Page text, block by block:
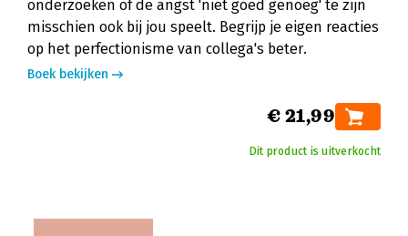
onderzoeken of de angst 'niet goed genoeg' te zijn
misschien ook bij jou speelt. Begrijp je eigen reacties
op het perfectionisme van collega's beter.
Boek bekijken
€ 21,99
Dit product is uitverkocht